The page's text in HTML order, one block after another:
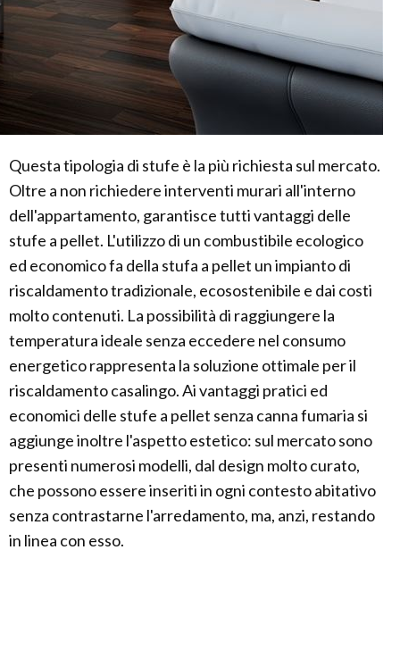
Questa tipologia di stufe è la più richiesta sul mercato.
Oltre a non richiedere interventi murari all'interno
dell'appartamento, garantisce tutti vantaggi delle
stufe a pellet. L'utilizzo di un combustibile ecologico
ed economico fa della stufa a pellet un impianto di
riscaldamento tradizionale, ecosostenibile e dai costi
molto contenuti. La possibilità di raggiungere la
temperatura ideale senza eccedere nel consumo
energetico rappresenta la soluzione ottimale per il
riscaldamento casalingo. Ai vantaggi pratici ed
economici delle stufe a pellet senza canna fumaria si
aggiunge inoltre l'aspetto estetico: sul mercato sono
presenti numerosi modelli, dal design molto curato,
che possono essere inseriti in ogni contesto abitativo
senza contrastarne l'arredamento, ma, anzi, restando
in linea con esso.